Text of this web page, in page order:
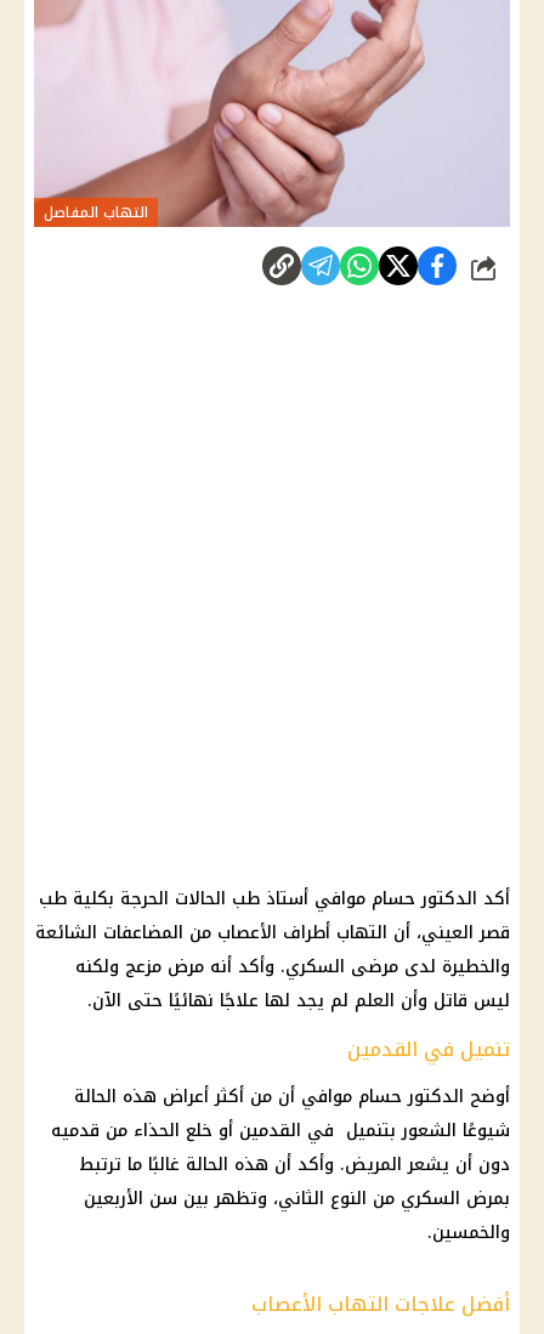
التهاب المفاصل
شارك
أكد الدكتور حسام موافي أستاذ طب الحالات الحرجة بكلية طب
قصر العيني، أن التهاب أطراف الأعصاب من المضاعفات الشائعة
والخطيرة لدى مرضى السكري. وأكد أنه مرض مزعج ولكنه
ليس قاتل وأن العلم لم يجد لها علاجًا نهائيًا حتى الآن.
تنميل في القدمين
أوضح الدكتور حسام موافي أن من أكثر أعراض هذه الحالة
شيوعًا الشعور بتنميل في القدمين أو خلع الحذاء من قدميه
دون أن يشعر المريض. وأكد أن هذه الحالة غالبًا ما ترتبط
بمرض السكري من النوع الثاني، وتظهر بين سن الأربعين
والخمسين.
أفضل علاجات التهاب الأعصاب